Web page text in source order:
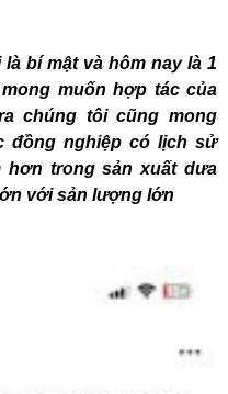
bí mật và hôm nay là 1
muốn hợp tác của
chúng tôi cũng mong
đồng nghiệp có lịch sử
hơn trong sản xuất dưa
với sản lượng lớn